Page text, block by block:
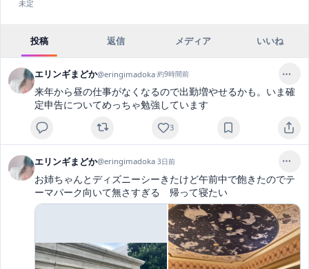
未定
投稿 返信 メディア いいね
エリンギまどか@eringimadoka·約9時間前
来年から昼の仕事がなくなるので出勤増やせるかも。いま確
定申告についてめっちゃ勉強しています
3
エリンギまどか@eringimadoka·3日前
お姉ちゃんとディズニーシーきたけど午前中で飽きたのでテ
ーマパーク向いて無さすぎる　帰って寝たい